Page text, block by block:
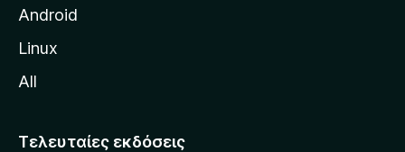
η
o
i
Android
Linux
All
Τελευταίες εκδόσεις